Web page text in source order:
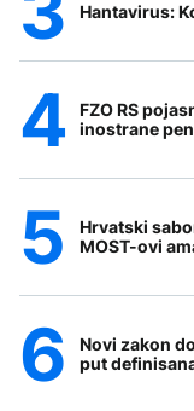
Hantavirus:
FZO RS
inostrane
Hrvatski
MOST-ovi
Novi zakon
put